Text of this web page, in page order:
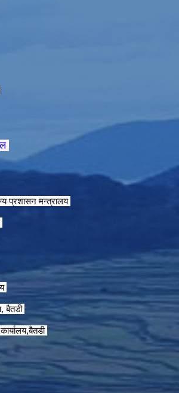
प्रशासन मन्त्रालय
बैतडी